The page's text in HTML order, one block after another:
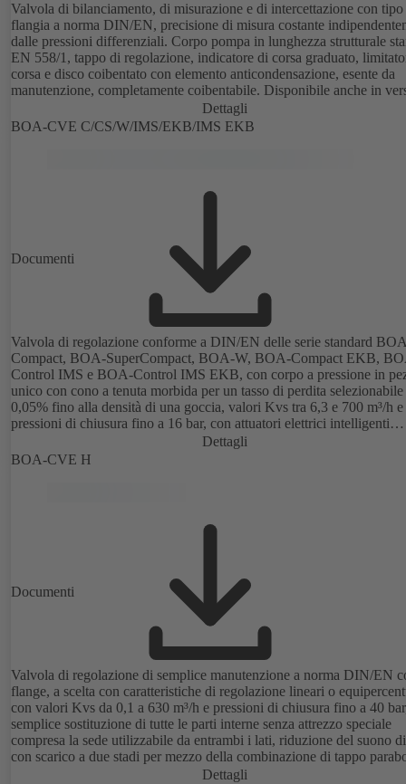
Valvola di bilanciamento, di misurazione e di intercettazione con
flangia a norma DIN/EN, precisione di misura costante
dalle pressioni differenziali. Corpo pompa in lunghezza strutturale
EN 558/1, tappo di regolazione, indicatore di corsa graduato,
corsa e disco coibentato con elemento anticondensazione, esente da
manutenzione, completamente coibentabile. Disponibile anche in
per acqua potabile certificata DVGW con rivestimento in plastica
elettrostatico (EKB). Con sensori ad ultrasuoni integrati, senza contatto
di ritorno, della potenza e della quantità di calore. Misurazione
Dettagli
BOA-CVE C/CS/W/IMS/EKB/IMS EKB
Documenti
Valvola di regolazione conforme a DIN/EN delle serie standard
Compact, BOA-SuperCompact, BOA-W, BOA-Compact EKB,
Control IMS e BOA-Control IMS EKB, con corpo a pressione in
unico con cono a tenuta morbida per un tasso di perdita selezionabile
0,05% fino alla densità di una goccia, valori Kvs tra 6,3 e 700 m³/h e
pressioni di chiusura fino a 16 bar, con attuatori elettrici intelligenti
controllati da microprocessore pre-installati da 1000 N a 14000 N,
configurazione elettronica della curva caratteristica del flusso, valore
Dettagli
BOA-CVE H
Documenti
Valvola di regolazione di semplice manutenzione a norma DIN/EN
flange, a scelta con caratteristiche di regolazione lineari o
con valori Kvs da 0,1 a 630 m³/h e pressioni di chiusura fino a 40
semplice sostituzione di tutte le parti interne senza attrezzo speciale
compresa la sede utilizzabile da entrambi i lati, riduzione del suono
con scarico a due stadi per mezzo della combinazione di tappo
e gabbia forata, con attuatore elettrico.
Dettagli